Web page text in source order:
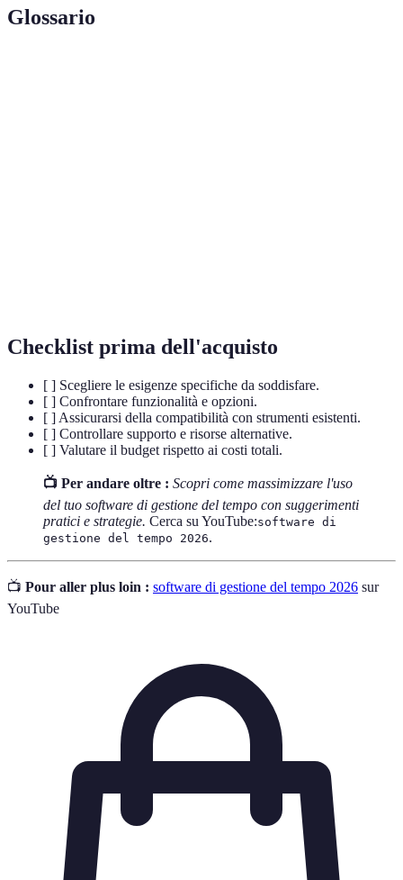
Glossario
Checklist prima dell'acquisto
[ ] Scegliere le esigenze specifiche da soddisfare.
[ ] Confrontare funzionalità e opzioni.
[ ] Assicurarsi della compatibilità con strumenti esistenti.
[ ] Controllare supporto e risorse alternative.
[ ] Valutare il budget rispetto ai costi totali.
📺 Per andare oltre : Scopri come massimizzare l'uso
del tuo software di gestione del tempo con suggerimenti
pratici e strategie. Cerca su YouTube:software di
gestione del tempo 2026.
📺 Pour aller plus loin : software di gestione del tempo 2026 sur
YouTube